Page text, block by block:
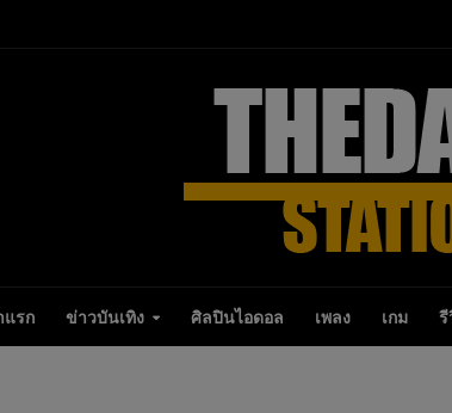
แรก ข่าวบันเทิง ศิลปินไอดอล เพลง เกม รี